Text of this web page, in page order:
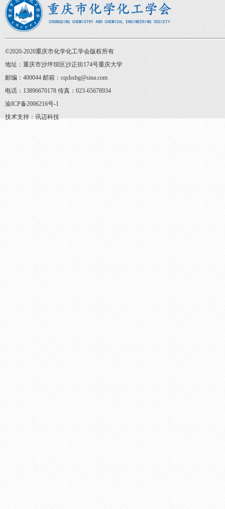
©2020-2020重庆市化学化工学会版权所有
地址：重庆市沙坪坝区沙正街174号重庆大学
邮编：400044 邮箱：cqshxhg@sina.com
电话：13896670178 传真：023-65678934
渝ICP备2006216号-1
技术支持：讯迈科技